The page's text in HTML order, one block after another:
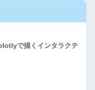
で描くインタラクテ